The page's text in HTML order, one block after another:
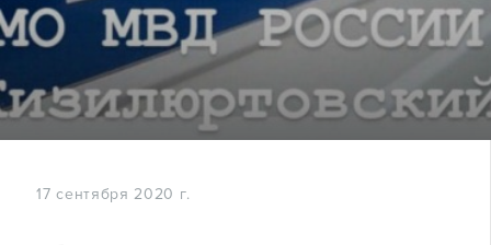
17 сентября 2020 г.